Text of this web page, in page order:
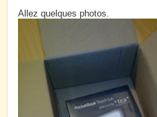
Allez quelques photos.